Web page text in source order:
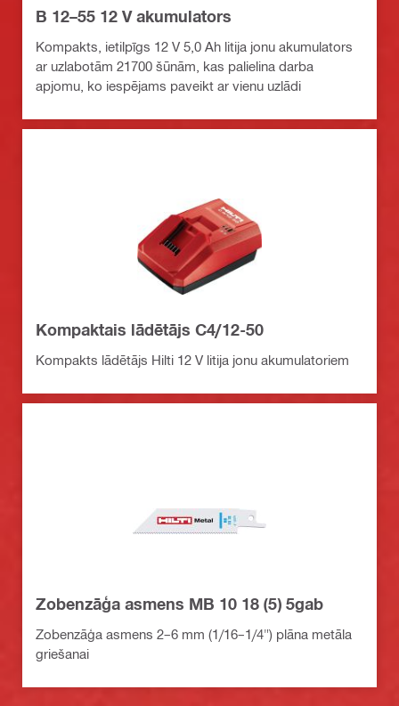
B 12–55 12 V akumulators
Kompakts, ietilpīgs 12 V 5,0 Ah litija jonu akumulators
ar uzlabotām 21700 šūnām, kas palielina darba
apjomu, ko iespējams paveikt ar vienu uzlādi
Kompaktais lādētājs C4/12-50
Kompakts lādētājs Hilti 12 V litija jonu akumulatoriem
Zobenzāģa asmens MB 10 18 (5) 5gab
Zobenzāģa asmens 2–6 mm (1/16–1/4") plāna metāla
griešanai